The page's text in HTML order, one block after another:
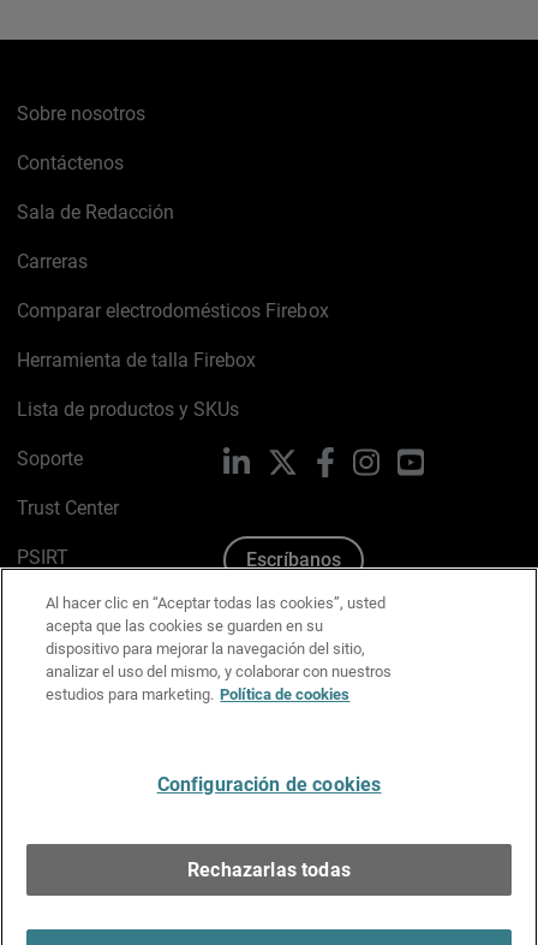
Sobre nosotros
Contáctenos
Sala de Redacción
Carreras
Comparar electrodomésticos Firebox
Herramienta de talla Firebox
Lista de productos y SKUs
Soporte
Trust Center
PSIRT
Política de cookies
Política de privacidad
Kit de medios y marca
LinkedIn FacebookInstagramYouTube
Escríbanos
Al hacer clic en “Aceptar todas las cookies”, usted
acepta que las cookies se guarden en su
dispositivo para mejorar la navegación del sitio,
analizar el uso del mismo, y colaborar con nuestros
estudios para marketing. Política de cookies
Configuración de cookies
Rechazarlas todas